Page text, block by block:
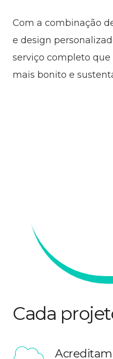
Com a combinação
e design
serviço completo
mais bonito e
Cada